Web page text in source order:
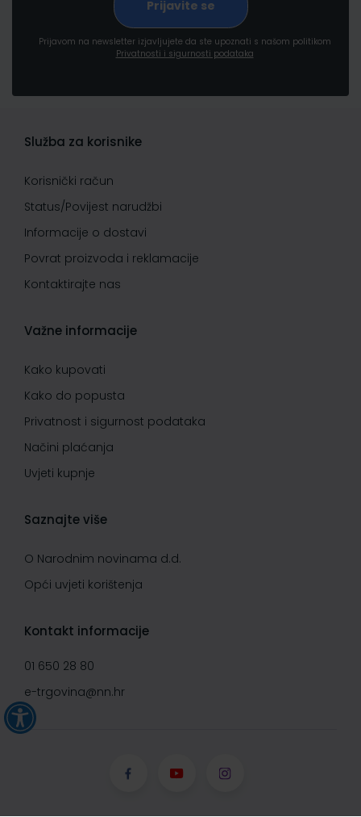
Prijavom na newsletter izjavljujete da ste upoznati s našom politikom
Privatnosti i sigurnosti podataka
Služba za korisnike
Korisnički račun
Status/Povijest narudžbi
Informacije o dostavi
Povrat proizvoda i reklamacije
Kontaktirajte nas
Važne informacije
Kako kupovati
Kako do popusta
Privatnost i sigurnost podataka
Načini plaćanja
Uvjeti kupnje
Saznajte više
O Narodnim novinama d.d.
Opći uvjeti korištenja
Kontakt informacije
01 650 28 80
e-trgovina@nn.hr